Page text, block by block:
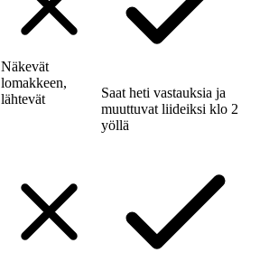
Näkevät
lomakkeen,
lähtevät
Saat heti vastauksia ja
muuttuvat liideiksi klo 2
yöllä